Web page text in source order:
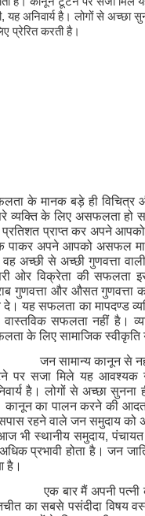
के मानक बड़े ही विचित्र
व्यक्ति के लिए असफलता हो
प्राप्त कर अपने
पाकर अपने आपको असफल
वह अच्छी से अच्छी गुणवत्ता
ओर विक्रेता की सफलता
गुणवत्ता और औसत गुणवत्ता
यह सफलता का मापदण्ड
वास्तविक सफलता नहीं है।
के लिए सामाजिक स्वीकृति
जन सामान्य कानून से
पर सजा मिले यह आवश्यक
है। लोगों से अच्छा
कानून का पालन करने की आदत
रहने वाले जन समुदाय को
भी स्थानीय समुदाय,पंचायत
प्रभावी होता है। जन
है।
एक बार मैं अपनी
का सबसे पसंदीदा विषय